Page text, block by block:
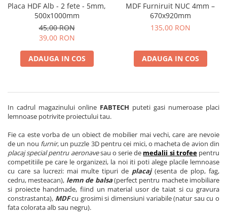
Placa HDF Alb - 2 fete - 5mm,
500x1000mm
45,00 RON
39,00 RON
ADAUGA IN COS
MDF Furniruit NUC 4mm –
670x920mm
135,00 RON
ADAUGA IN COS
In cadrul magazinului online FABTECH puteti gasi numeroase placi
lemnoase potrivite proiectului tau.
Fie ca este vorba de un obiect de mobilier mai vechi, care are nevoie
de un nou furnir, un puzzle 3D pentru cei mici, o macheta de avion din
placaj special pentru aeronavesau o serie de medalii si trofeepentru
competitiile pe care le organizezi, la noi iti poti alege placile lemnoase
cu care sa lucrezi: mai multe tipuri de placaj(esenta de plop, fag,
cedru, mesteacan), lemn de balsa(perfect pentru machete imobiliare
si proiecte handmade, fiind un material usor de taiat si cu gravura
constrastanta), MDFcu grosimi si dimensiuni variabile (natur sau cu o
fata colorata alb sau negru).